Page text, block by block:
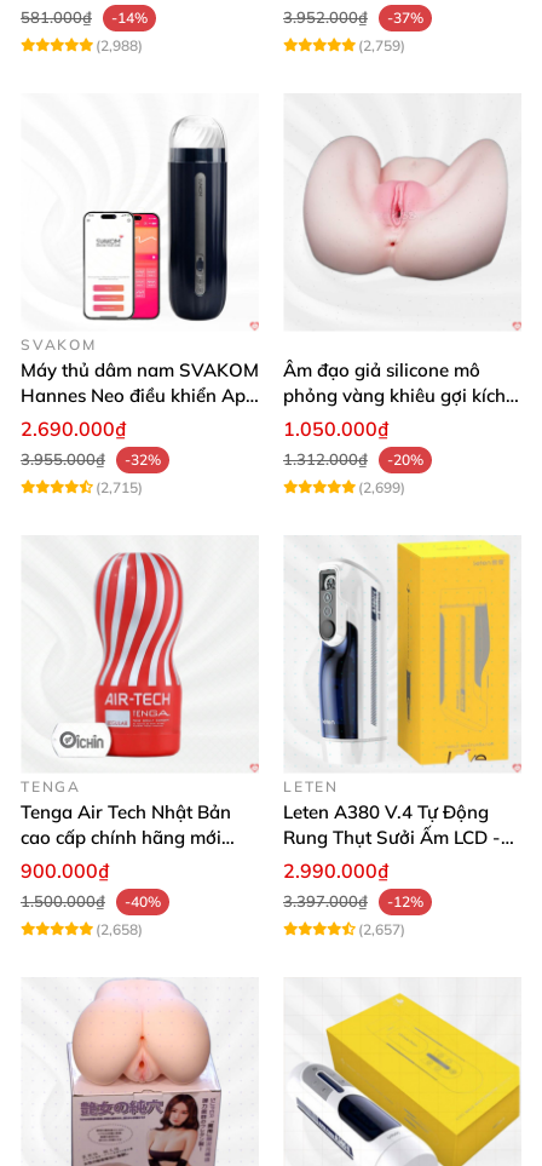
581.000₫
-14%
(2,988)
3.952.000₫
-37%
(2,759)
SVAKOM
Máy thủ dâm nam SVAKOM
Hannes Neo điều khiển App
tương tác
2.690.000₫
3.955.000₫
-32%
(2,715)
Âm đạo giả silicone mô
phỏng vàng khiêu gợi kích
thích mua
1.050.000₫
1.312.000₫
-20%
(2,699)
TENGA
Tenga Air Tech Nhật Bản
cao cấp chính hãng mới
seal giá tốt
900.000₫
1.500.000₫
-40%
(2,658)
LETEN
Leten A380 V.4 Tự Động
Rung Thụt Sưởi Ấm LCD -
Mua Ngay
2.990.000₫
3.397.000₫
-12%
(2,657)